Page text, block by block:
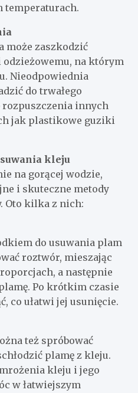
temperaturach.
może zaszkodzić
na którym
Nieodpowiednia
do trwałego
innych
jak plastikowe guziki
kleju
na gorącej wodzie,
i skuteczne metody
Oto kilka z nich:
do usuwania plam
roztwór, mieszając
a następnie
Po krótkim czasie
co ułatwi jej usunięcie.
też spróbować
plamę z kleju.
kleju i jego
w łatwiejszym